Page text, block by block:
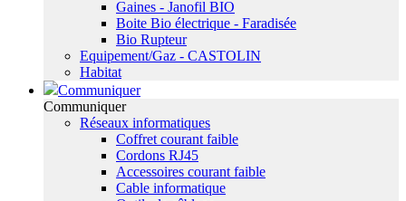
Gaines - Janofil BIO
Boite Bio électrique - Faradisée
Bio Rupteur
Equipement/Gaz - CASTOLIN
Habitat
Communiquer
Communiquer
Réseaux informatiques
Coffret courant faible
Cordons RJ45
Accessoires courant faible
Cable informatique